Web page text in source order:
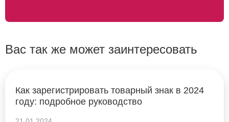
Вас так же может заинтересовать
Как зарегистрировать товарный знак в 2024
году: подробное руководство